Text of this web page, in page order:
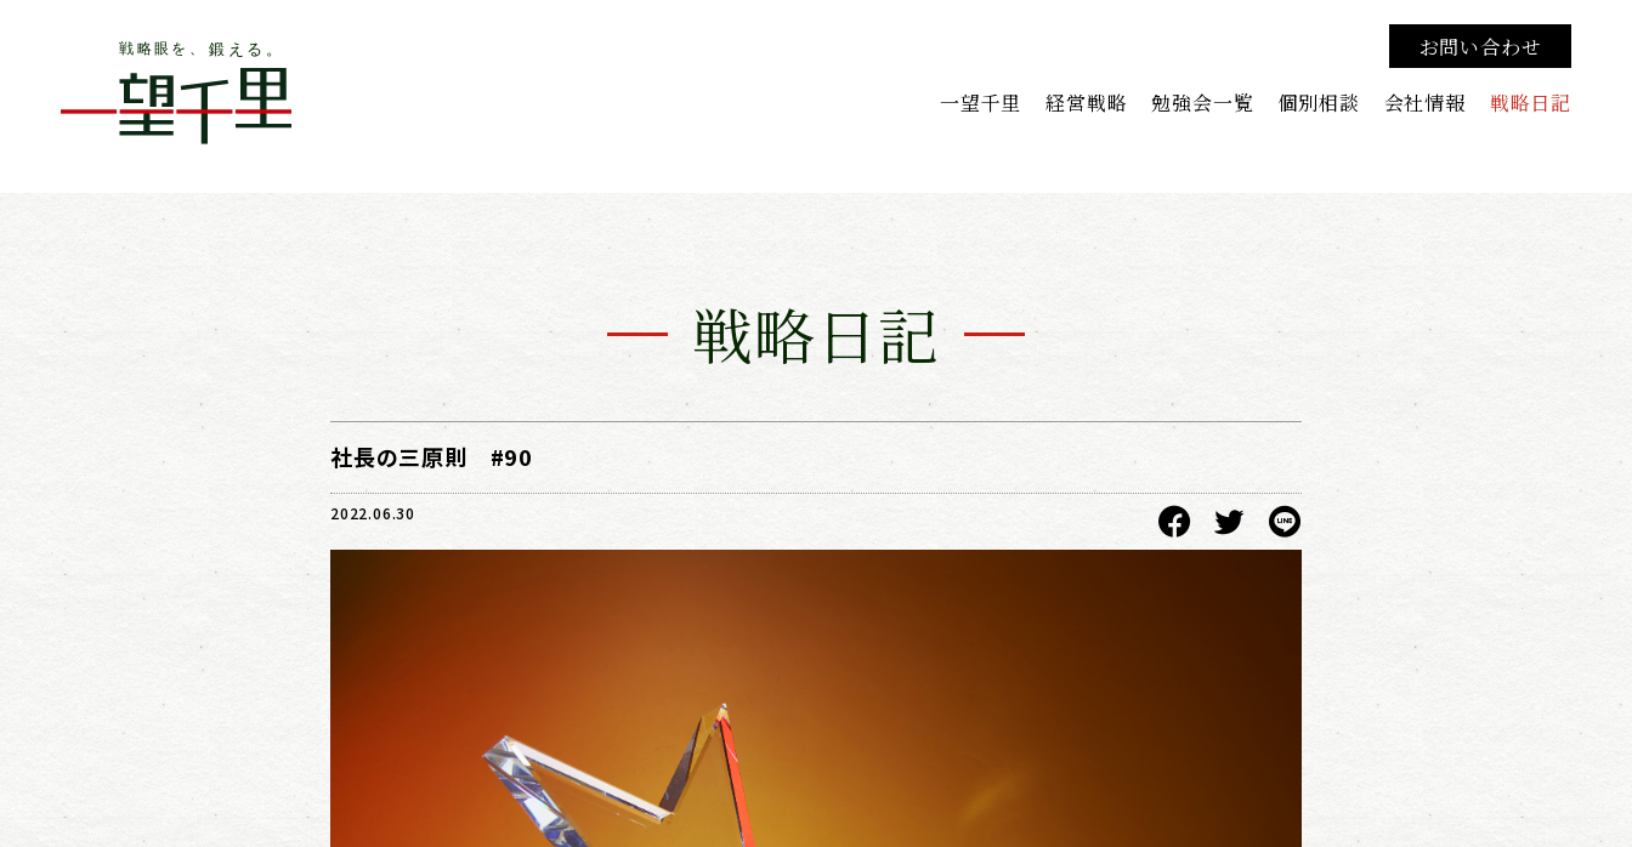
お問い合わせ
一望千里
経営戦略 勉強会一覧 個別相談 会社情報 戦略日記
戦略日記
社長の三原則 #90
2022.06.30